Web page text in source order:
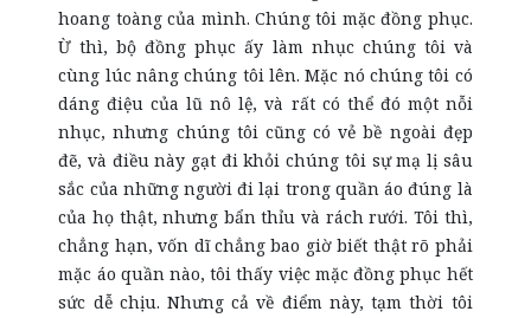
hoang toàng của mình. Chúng tôi mặc đồng phục.
Ừ thì, bộ đồng phục ấy làm nhục chúng tôi và
cùng lúc nâng chúng tôi lên. Mặc nó chúng tôi có
dáng điệu của lũ nô lệ, và rất có thể đó một nỗi
nhục, nhưng chúng tôi cũng có vẻ bề ngoài đẹp
đẽ, và điều này gạt đi khỏi chúng tôi sự mạ lị sâu
sắc của những người đi lại trong quần áo đúng là
của họ thật, nhưng bẩn thỉu và rách rưới. Tôi thì,
chẳng hạn, vốn dĩ chẳng bao giờ biết thật rõ phải
mặc áo quần nào, tôi thấy việc mặc đồng phục hết
sức dễ chịu. Nhưng cả về điểm này, tạm thời tôi